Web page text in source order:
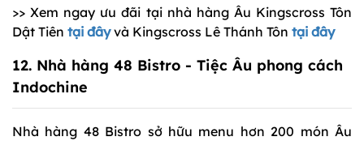
>> Xem ngay ưu đãi tại nhà hàng Âu Kingscross Tôn
Dật Tiên tại đâyvà Kingscross Lê Thánh Tôn tại đây
12. Nhà hàng 48 Bistro - Tiệc Âu phong cách
Indochine
Nhà hàng 48 Bistro sở hữu menu hơn 200 món Âu